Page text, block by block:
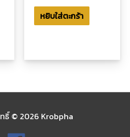
0
ตั้งแต่
5
หยิบใส่ตะกร้า
ธิ์ © 2026 Krobpha